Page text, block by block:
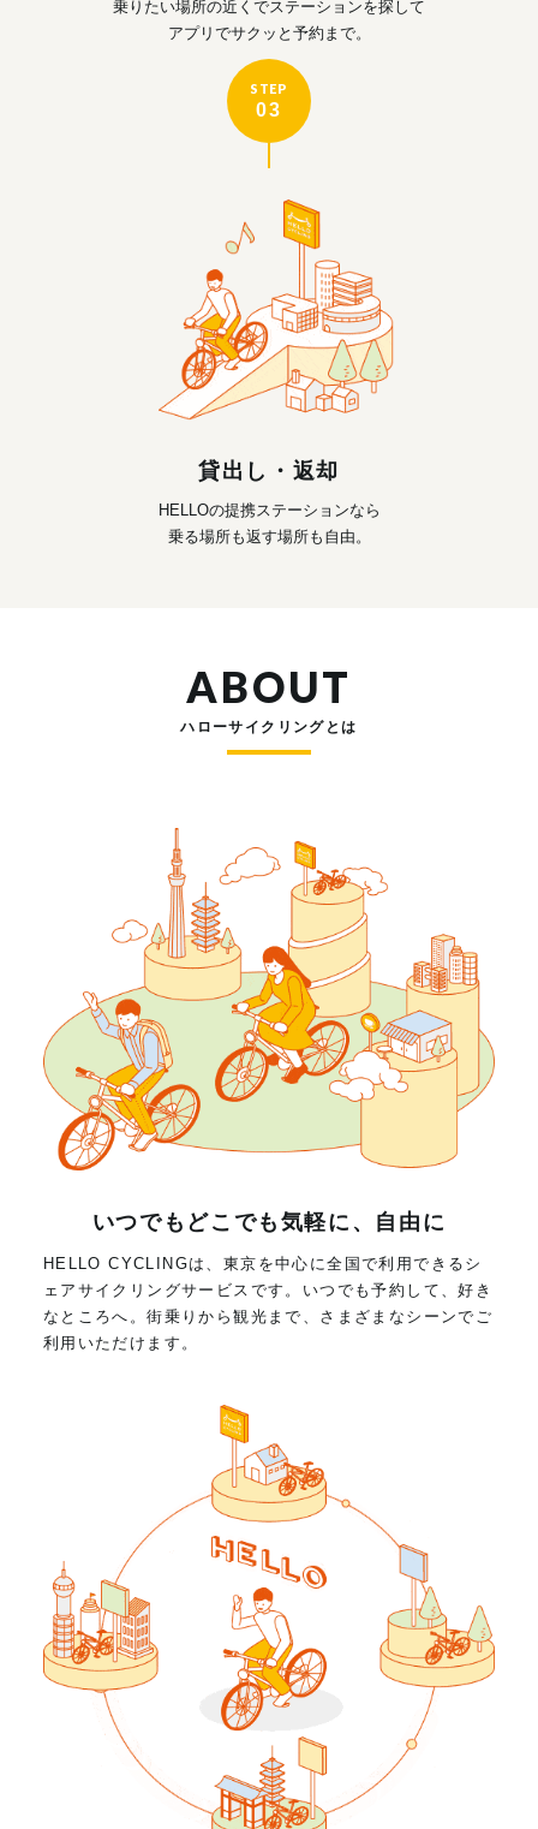
乗りたい場所の近くでステーションを探して
アプリでサクッと予約まで。
STEP
03
貸出し・返却
HELLOの提携ステーションなら
乗る場所も返す場所も自由。
ABOUT
ハローサイクリングとは
いつでもどこでも気軽に、自由に
HELLO CYCLINGは、東京を中心に全国で利用できるシ
ェアサイクリングサービスです。いつでも予約して、好き
なところへ。街乗りから観光まで、さまざまなシーンでご
利用いただけます。